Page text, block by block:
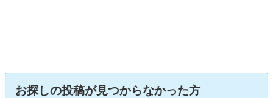
お探しの投稿が見つからなかった方